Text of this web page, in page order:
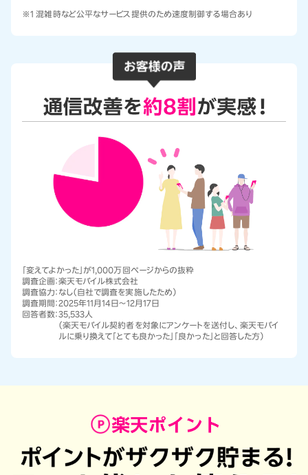
※1 混雑時など公平なサービス提供のため速度制御する場合あり
「変えてよかった」が1,000万回ページからの抜粋
調査企画：楽天モバイル株式会社
調査協力： なし（自社で調査を実施したため）
調査期間：2025年11月14日～12月17日
回答者数：35,533人
（楽天モバイル契約者を対象にアンケートを送付し、楽天モバイ
ルに乗り換えて「とても良かった」「良かった」と回答した方）